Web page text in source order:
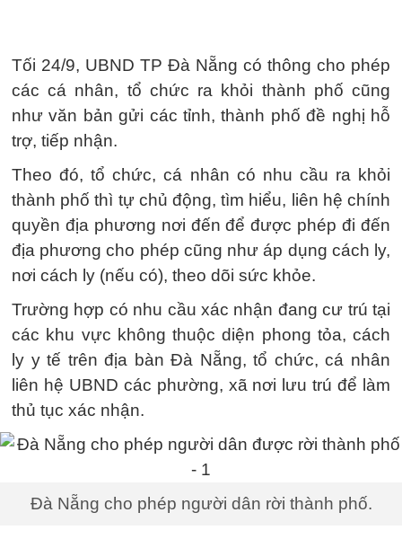
Tối 24/9, UBND TP Đà Nẵng có thông cho phép
các cá nhân, tổ chức ra khỏi thành phố cũng
như văn bản gửi các tỉnh, thành phố đề nghị hỗ
trợ, tiếp nhận.
Theo đó, tổ chức, cá nhân có nhu cầu ra khỏi
thành phố thì tự chủ động, tìm hiểu, liên hệ chính
quyền địa phương nơi đến để được phép đi đến
địa phương cho phép cũng như áp dụng cách ly,
nơi cách ly (nếu có), theo dõi sức khỏe.
Trường hợp có nhu cầu xác nhận đang cư trú tại
các khu vực không thuộc diện phong tỏa, cách
ly y tế trên địa bàn Đà Nẵng, tổ chức, cá nhân
liên hệ UBND các phường, xã nơi lưu trú để làm
thủ tục xác nhận.
Đà Nẵng cho phép người dân rời thành phố.